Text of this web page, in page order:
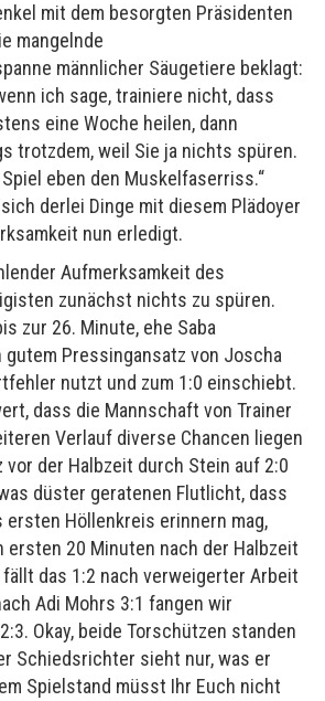
mit dem besorgten Präsidenten
mangelnde
männlicher Säugetiere beklagt:
ich sage, trainiere nicht, dass
eine Woche heilen, dann
trotzdem, weil Sie ja nichts spüren.
Spiel eben den Muskelfaserriss.“
derlei Dinge mit diesem Plädoyer
nun erledigt.
Aufmerksamkeit des
zunächst nichts zu spüren.
zur 26. Minute, ehe Saba
gutem Pressingansatz von Joscha
nutzt und zum 1:0 einschiebt.
dass die Mannschaft von Trainer
Verlauf diverse Chancen liegen
vor der Halbzeit durch Stein auf 2:0
düster geratenen Flutlicht, dass
ersten Höllenkreis erinnern mag,
ersten 20 Minuten nach der Halbzeit
das 1:2 nach verweigerter Arbeit
Adi Mohrs 3:1 fangen wir
Okay, beide Torschützen standen
Schiedsrichter sieht nur, was er
Spielstand müsst Ihr Euch nicht